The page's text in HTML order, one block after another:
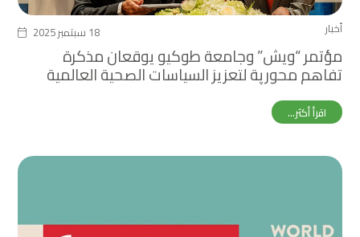
أخبار 18 سبتمبر 2025
مؤتمر “ويش” وجامعة طوكيو يوقعان مذكرة
تفاهم محورية لتعزيز السياسات الصحية العالمية
خلال معرض أوساكا إكسبو
اقرأ أكثر...